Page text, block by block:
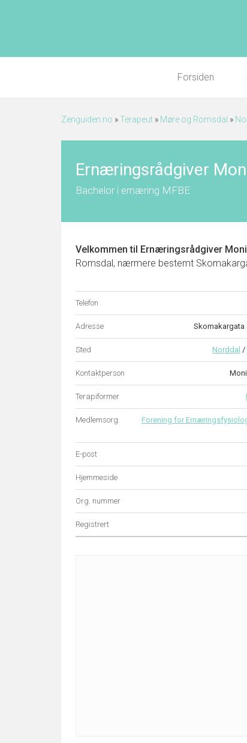
Forsiden
Zenguiden.no »Terapeut » Møre og Romsdal »
Ernæringsrådgiver
Bachelor i ernæring MFBE
Velkommen til Ernæringsrådgiver
Romsdal, nærmere bestemt
Telefon
Adresse Skomakargata
Sted Norddal /
Kontaktperson
Terapiformer
Medlemsorg.
Forening for
E-post
Hjemmeside
Org. nummer
Registrert